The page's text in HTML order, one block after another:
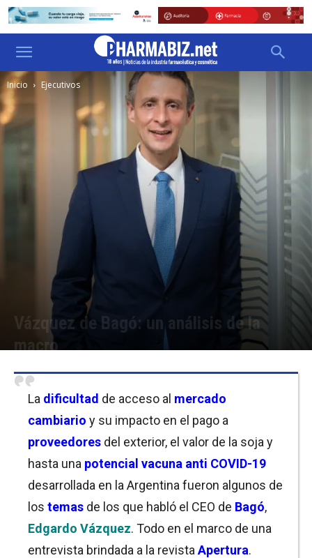
Inicio Ejecutivos
Vázquez de Bagó: un análisis de la
macro
La dificultad de acceso al mercado
cambiario y su impacto en el pago a
proveedores del exterior, el valor de la soja y
hasta una potencial vacuna anti COVID-19
desarrollada en la Argentina fueron algunos de
los temas de los que habló el CEO de Bagó,
Edgardo Vázquez. Todo en el marco de una
entrevista brindada a la revista Apertura.